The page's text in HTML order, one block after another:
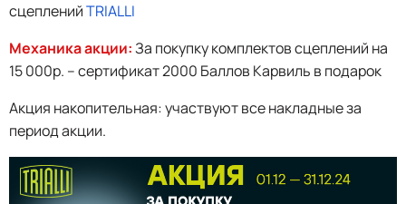
сцепленийTRIALLI
Механика акции:За покупку комплектов сцеплений на
15 000р. – сертификат 2000 Баллов Карвиль в подарок
Акция накопительная: участвуют все накладные за
период акции.